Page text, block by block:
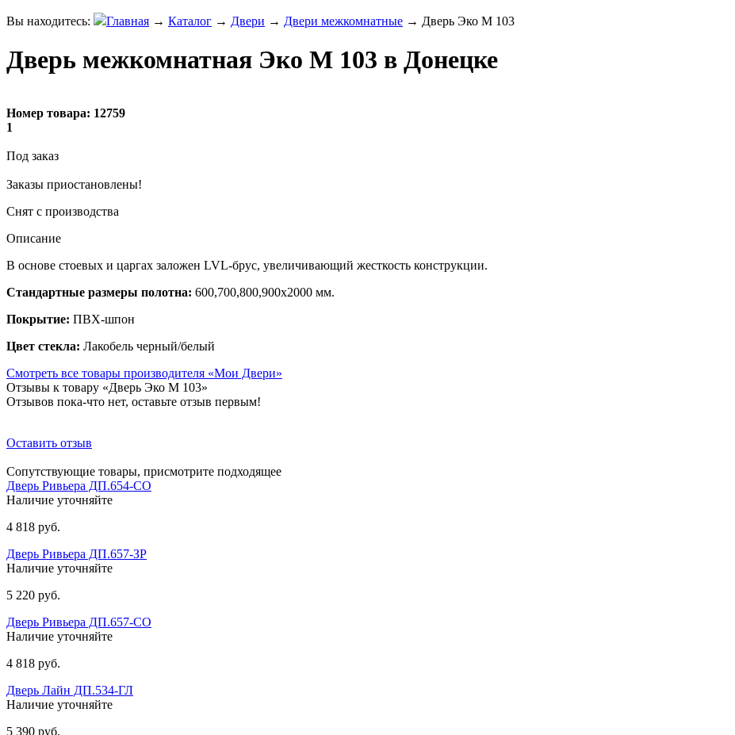
Вы находитесь: Главная → Каталог → Двери → Двери межкомнатные → Дверь Эко М 103
Дверь межкомнатная Эко М 103 в Донецке
Номер товара: 12759
1
Под заказ
Заказы приостановлены!
Снят с производства
Описание
В основе стоевых и царгах заложен LVL-брус, увеличивающий жесткость конструкции.
Стандартные размеры полотна: 600,700,800,900х2000 мм.
Покрытие: ПВХ-шпон
Цвет стекла: Лакобель черный/белый
Смотреть все товары производителя «Мои Двери»
Отзывы к товару «Дверь Эко М 103»
Отзывов пока-что нет, оставьте отзыв первым!
Оставить отзыв
Сопутствующие товары, присмотрите подходящее
Дверь Ривьера ДП.654-СО
Наличие уточняйте
4 818 руб.
Дверь Ривьера ДП.657-ЗР
Наличие уточняйте
5 220 руб.
Дверь Ривьера ДП.657-СО
Наличие уточняйте
4 818 руб.
Дверь Лайн ДП.534-ГЛ
Наличие уточняйте
5 390 руб.